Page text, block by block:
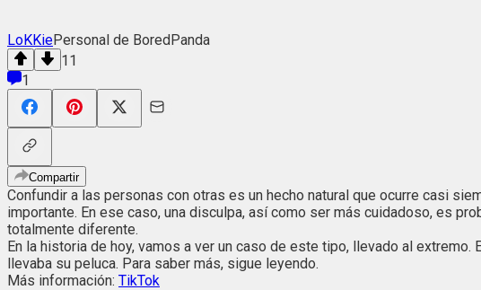
LoKKiePersonal de BoredPanda
11
1
Compartir
Confundir a las personas con otras es un hecho natural que ocurre casi
importante. En ese caso, una disculpa, así como ser más cuidadoso, es
totalmente diferente.
En la historia de hoy, vamos a ver un caso de este tipo, llevado al
llevaba su peluca. Para saber más, sigue leyendo.
Más información: TikTok